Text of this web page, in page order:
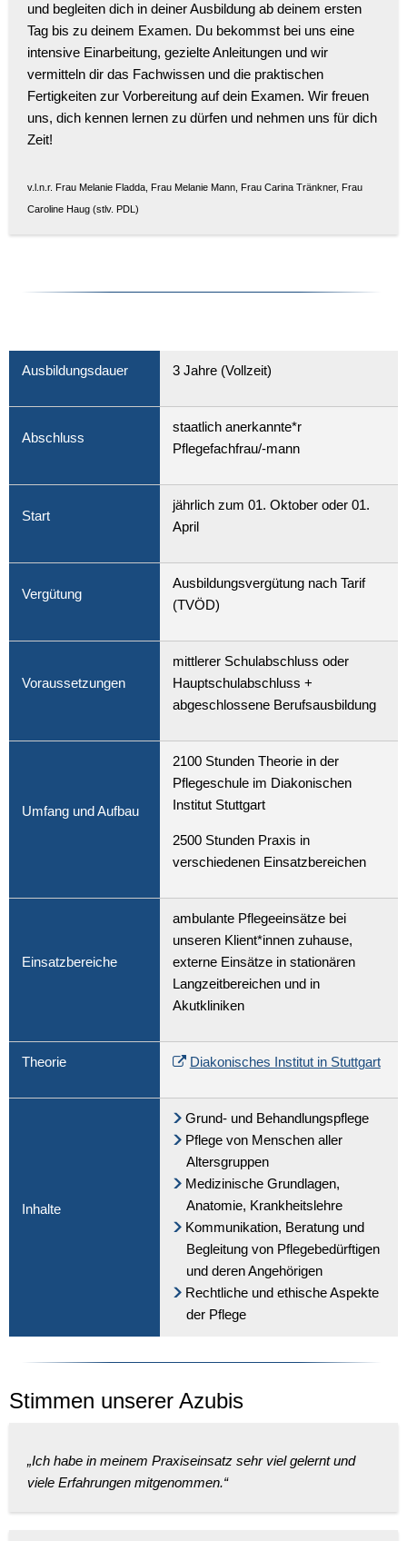
und begleiten dich in deiner Ausbildung ab deinem ersten
Tag bis zu deinem Examen. Du bekommst bei uns eine
intensive Einarbeitung, gezielte Anleitungen und wir
vermitteln dir das Fachwissen und die praktischen
Fertigkeiten zur Vorbereitung auf dein Examen. Wir freuen
uns, dich kennen lernen zu dürfen und nehmen uns für dich
Zeit!
v.l.n.r. Frau Melanie Fladda, Frau Melanie Mann, Frau Carina Tränkner, Frau
Caroline Haug (stlv. PDL)
Ausbildungsdauer 3 Jahre (Vollzeit)
Abschluss
staatlich anerkannte*r
Pflegefachfrau/-mann
Start
jährlich zum 01. Oktober oder 01.
April
Vergütung
Ausbildungsvergütung nach Tarif
(TVÖD)
Voraussetzungen
mittlerer Schulabschluss oder
Hauptschulabschluss +
abgeschlossene Berufsausbildung
Umfang und Aufbau
2100 Stunden Theorie in der
Pflegeschule im Diakonischen
Institut Stuttgart
2500 Stunden Praxis in
verschiedenen Einsatzbereichen
Einsatzbereiche
ambulante Pflegeeinsätze bei
unseren Klient*innen zuhause,
externe Einsätze in stationären
Langzeitbereichen und in
Akutkliniken
Theorie Diakonisches Institut in Stuttgart
Inhalte
Grund- und Behandlungspflege
Pflege von Menschen aller
Altersgruppen
Medizinische Grundlagen,
Anatomie, Krankheitslehre
Kommunikation, Beratung und
Begleitung von Pflegebedürftigen
und deren Angehörigen
Rechtliche und ethische Aspekte
der Pflege
Stimmen unserer Azubis
„Ich habe in meinem Praxiseinsatz sehr viel gelernt und
viele Erfahrungen mitgenommen.“